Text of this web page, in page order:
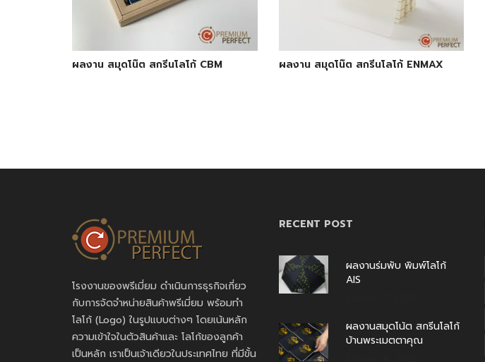
ผลงาน สมุดโน๊ต สกรีนโลโก้ CBM ผลงาน สมุดโน๊ต สกรีนโลโก้ ENMAX
โรงงานของพรีเมี่ยม ดำเนินการธุรกิจเกี่ยว
กับการจัดจำหน่ายสินค้าพรีเมี่ยม พร้อมทำ
โลโก้ (Logo) ในรูปแบบต่างๆ โดยเน้นหลัก
ความเข้าใจในตัวสินค้าและ โลโก้ของลูกค้า
เป็นหลัก เราเป็นเจ้าเดียวในประเทศไทย ที่มีขั้น
RECENT POST
ผลงานร่มพับ พิมพ์โลโก้
AIS
ผลงานสมุดโน้ต สกรีนโลโก้
บ้านพระเมตตาคุณ